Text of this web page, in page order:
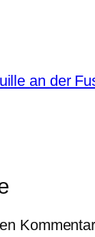
an der
Kommentar